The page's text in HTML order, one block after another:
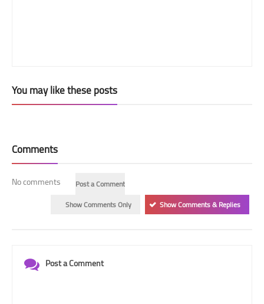
You may like these posts
Comments
No comments
Post a Comment
Show Comments Only
Show Comments & Replies
Post a Comment